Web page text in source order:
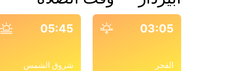
03:05
الفجر
05:45
شروق الشمس